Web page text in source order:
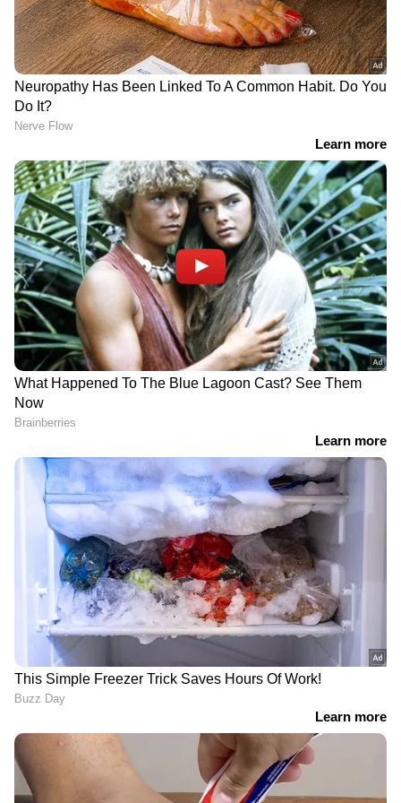
ഏഷ്യാനെറ്റ് ന്യൂസ് വാർത്തകൾ തത്സമയം
കാണാം
DOWNLOAD APP
RECOMMENDED STORIES
കലൂരിൽ ഹോസ്റ്റലിലേക്ക്
പോയ പെൺകുട്ടികളെ
ആക്രമിച്ച മുഖ്യപ്രതി
അക്ബറും രണ്ട്
യുവതികളും പിടിയിൽ
വഴിയോര
കച്ചവടക്കാരിയായ
വയോധികയുടെ
രണ്ടരപ്പവൻ മാല പൊട്ടിച്ച്
കടന്നു, പാരലൽ കോളേജ്
അധ്യാപകൻ പിടിയിൽ
വയനാട് കുടുംബശ്രീയിൽ
കോടികളുടെ അഴിമതി;
കോഴിക്കോട് ഷി​ഗല്ല
ബാധിച്ച് നാലരവയസുകാരി